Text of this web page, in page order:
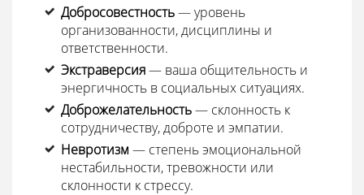
Добросовестность— уровень
организованности, дисциплины и
ответственности.
Экстраверсия— ваша общительность и
энергичность в социальных ситуациях.
Доброжелательность— склонность к
сотрудничеству, доброте и эмпатии.
Невротизм — степень эмоциональной
нестабильности, тревожности или
склонности к стрессу.